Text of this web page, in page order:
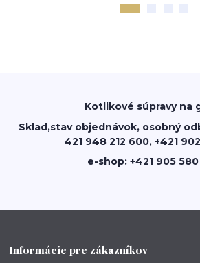
Kotlikové súpravy na
Sklad,stav objednávok, osobný
421 948 212 600, +421
e-shop: +421 905
Informácie pre zákazníkov